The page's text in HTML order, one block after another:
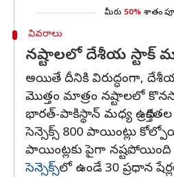
మీరు 50% శాతం
వివరాలు
నష్టాలలో దేశీయ స్టాక్‌
అయితే దీనికి విరుద్ధంగా,
మొత్తం మాత్రం నష్టాలలో
భారత్‌-పాకిస్థాన్‌ మధ్య
సెన్సెక్స్‌ 800 పాయింట్లు
పాయింట్లకు పైగా నష్టపోయింది.
సెన్సెక్స్‌లో ఉండే 30 ప్రధాన